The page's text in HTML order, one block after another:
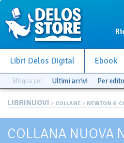
Libri Delos Digital Ebook
Sfoglia per Ultimi arrivi Per
LIBRINUOVI > COLLANE > NEWTON &
COLLANA NUOVA